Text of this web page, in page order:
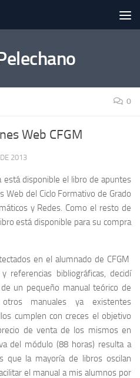
0
Web CFGM
2013
está disponible el libro de apuntes
Web del Ciclo Formativo de Grado
y Redes. Como el resto de
está disponible para su compra
en el alumnado de CFGM
referencias bibliográficas, decidí
un pequeño manual teórico de
manuales ya existentes
cumplen con creces el objetivo
de venta de los mismos en
del módulo (88 horas) resulta a
que la mayoría de libros oscilan
el manual a mis alumnos por